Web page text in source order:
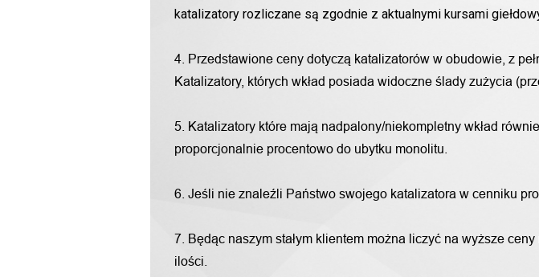
katalizatory rozliczane są zgodnie z aktualnymi kursami
4. Przedstawione ceny dotyczą katalizatorów w obudowie, z
Katalizatory, których wkład posiada widoczne ślady zużycia
5. Katalizatory które mają nadpalony/niekompletny wkład
proporcjonalnie procentowo do ubytku monolitu.
6. Jeśli nie znaleźli Państwo swojego katalizatora w cenniku
7. Będąc naszym stałym klientem można liczyć na wyższe
ilości.